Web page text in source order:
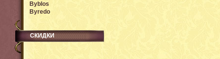
Byblos
Byredo
СКИДКИ